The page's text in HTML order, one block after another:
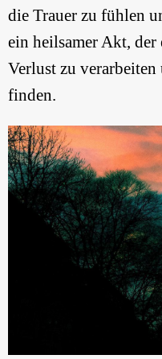
die Trauer zu fühlen
ein heilsamer Akt,
Verlust zu
finden.